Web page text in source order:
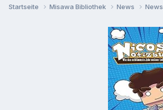
Startseite Misawa Bibliothek News